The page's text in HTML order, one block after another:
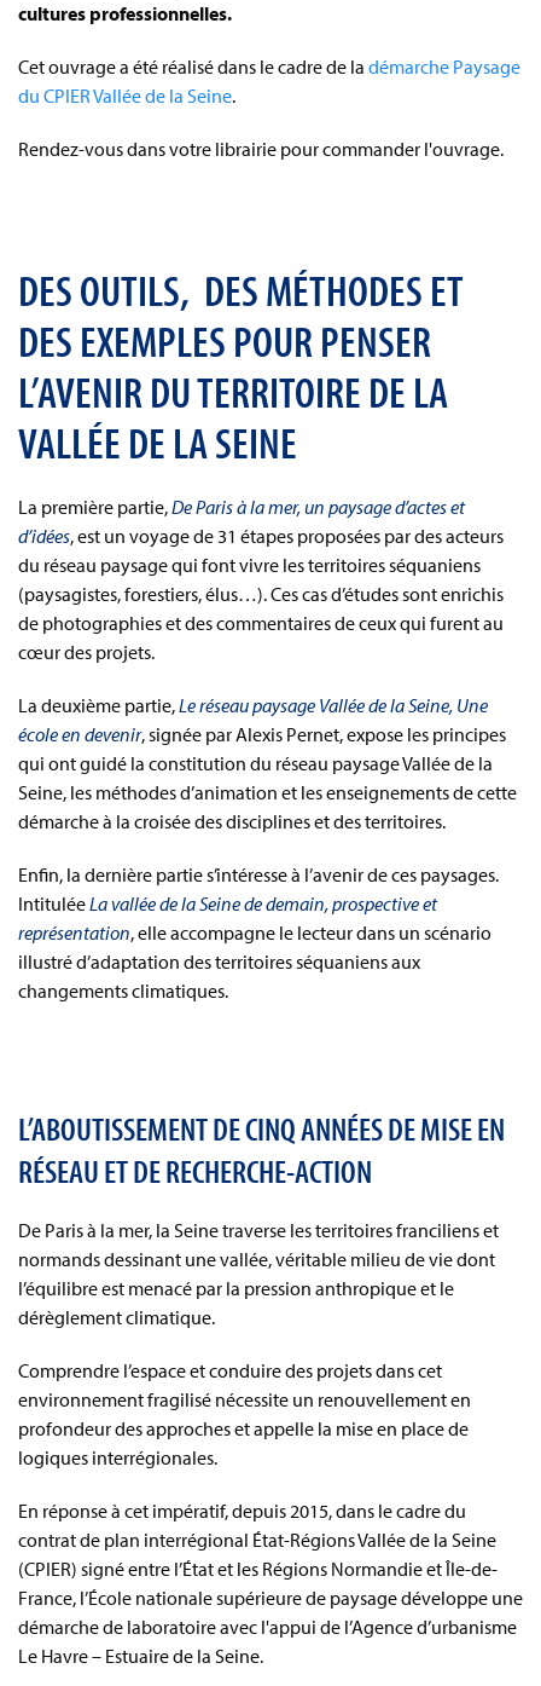
cultures professionnelles.
Cet ouvrage a été réalisé dans le cadre de la démarche Paysage
du CPIER Vallée de la Seine.
Rendez-vous dans votre librairie pour commander l'ouvrage.
DES OUTILS, DES MÉTHODES ET
DES EXEMPLES POUR PENSER
L’AVENIR DU TERRITOIRE DE LA
VALLÉE DE LA SEINE
La première partie,De Paris à la mer, un paysage d’actes et
d’idées, est un voyage de 31 étapes proposées par des acteurs
du réseau paysage qui font vivre les territoires séquaniens
(paysagistes, forestiers, élus…). Ces cas d’études sont enrichis
de photographies et des commentaires de ceux qui furent au
cœur des projets.
La deuxième partie,Le réseau paysage Vallée de la Seine, Une
école en devenir, signée par Alexis Pernet, expose les principes
qui ont guidé la constitution du réseau paysage Vallée de la
Seine, les méthodes d’animation et les enseignements de cette
démarche à la croisée des disciplines et des territoires.
Enfin, la dernière partie s’intéresse à l’avenir de ces paysages.
IntituléeLa vallée de la Seine de demain, prospective et
représentation, elle accompagne le lecteur dans un scénario
illustré d’adaptation des territoires séquaniens aux
changements climatiques.
L’ABOUTISSEMENT DE CINQ ANNÉES DE MISE EN
RÉSEAU ET DE RECHERCHE-ACTION
De Paris à la mer, la Seine traverse les territoires franciliens et
normands dessinant une vallée, véritable milieu de vie dont
l’équilibre est menacé par la pression anthropique et le
dérèglement climatique.
Comprendre l’espace et conduire des projets dans cet
environnement fragilisé nécessite un renouvellement en
profondeur des approches et appelle la mise en place de
logiques interrégionales.
En réponse à cet impératif, depuis 2015, dans le cadre du
contrat de plan interrégional État-Régions Vallée de la Seine
(CPIER) signé entre l’État et les Régions Normandie et Île-de-
France, l’École nationale supérieure de paysage développe une
démarche de laboratoire avec l'appui de l’Agence d’urbanisme
Le Havre – Estuaire de la Seine.